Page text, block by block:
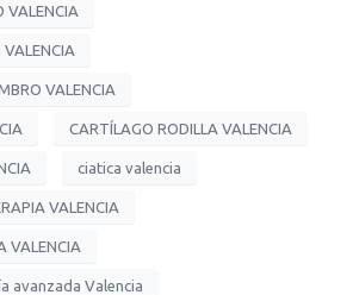
VALENCIA
VALENCIA
CARTÍLAGO RODILLA VALENCIA
ciatica valencia
VALENCIA
VALENCIA
avanzada Valencia